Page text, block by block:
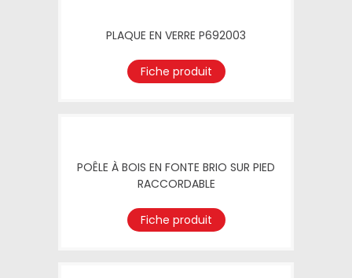
PLAQUE EN VERRE P692003
Fiche produit
POÊLE À BOIS EN FONTE BRIO SUR PIED
RACCORDABLE
Fiche produit